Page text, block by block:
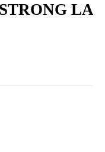
LA